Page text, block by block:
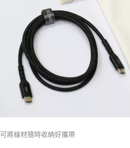
可將線材隨時收納好攜帶